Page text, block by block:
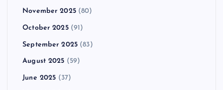
November 2025(80)
October 2025(91)
September 2025 (83)
August 2025 (59)
June 2025 (37)